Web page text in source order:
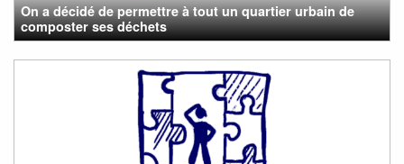
On a décidé de permettre à tout un quartier urbain de
composter ses déchets